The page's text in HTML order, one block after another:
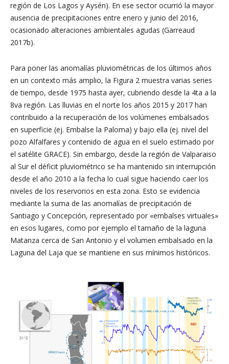
región de Los Lagos y Aysén). En ese sector ocurrió la mayor
ausencia de precipitaciones entre enero y junio del 2016,
ocasionado alteraciones ambientales agudas (Garreaud
2017b).
Para poner las anomalías pluviométricas de los últimos años
en un contexto más amplio, la Figura 2 muestra varias series
de tiempo, desde 1975 hasta ayer, cubriendo desde la 4ta a la
8va región. Las lluvias en el norte los años 2015 y 2017 han
contribuido a la recuperación de los volúmenes embalsados
en superficie (ej. Embalse la Paloma) y bajo ella (ej. nivel del
pozo Alfalfares y contenido de agua en el suelo estimado por
el satélite GRACE). Sin embargo, desde la región de Valparaiso
al Sur el déficit pluviométrico se ha mantenido sin interrupción
desde el año 2010 a la fecha lo cual sigue haciendo caer los
niveles de los reservorios en esta zona. Esto se evidencia
mediante la suma de las anomalías de precipitación de
Santiago y Concepción, representado por «embalses virtuales»
en esos lugares, como por ejemplo el tamaño de la laguna
Matanza cerca de San Antonio y el volumen embalsado en la
Laguna del Laja que se mantiene en sus mínimos históricos.